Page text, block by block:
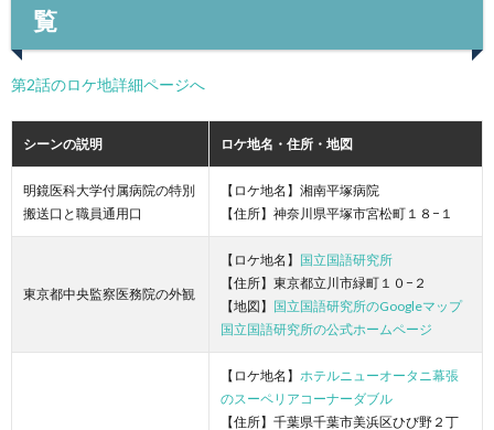
覧
第2話のロケ地詳細ページへ
シーンの説明 ロケ地名・住所・地図
明鏡医科大学付属病院の特別
搬送口と職員通用口
【ロケ地名】湘南平塚病院
【住所】神奈川県平塚市宮松町１８−１
東京都中央監察医務院の外観
【ロケ地名】 国立国語研究所
【住所】東京都立川市緑町１０−２
【地図】 国立国語研究所のGoogleマップ
国立国語研究所の公式ホームページ
【ロケ地名】 ホテルニューオータニ幕張
のスーペリアコーナーダブル
【住所】千葉県千葉市美浜区ひび野２丁